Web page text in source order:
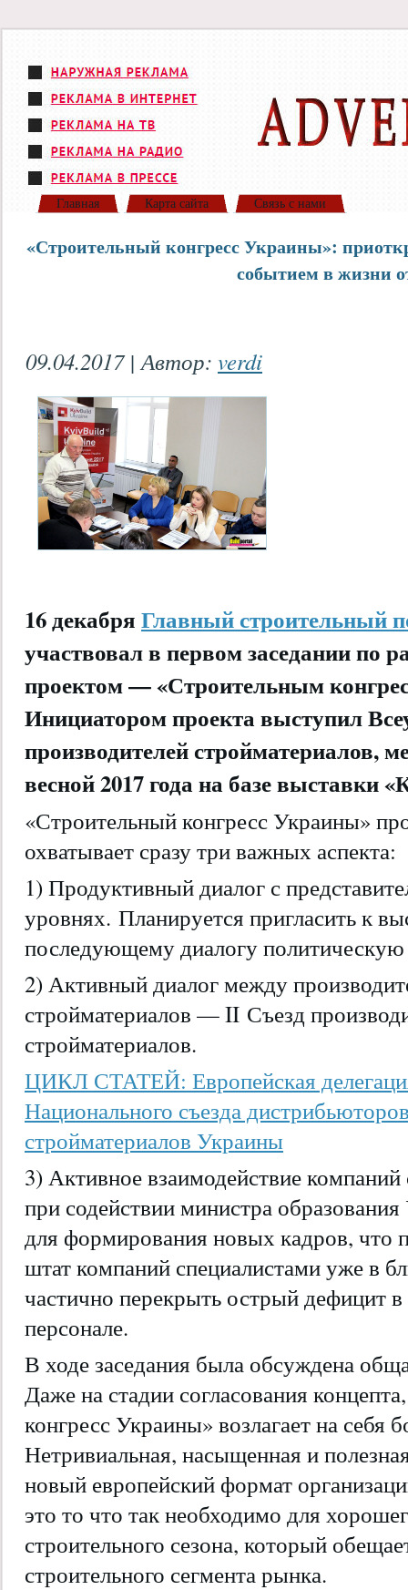
Главная Карта сайта Связь с нами
«Строительный конгресс Украины»:
событием в жизни
09.04.2017 | Автор: verdi
16 декабряГлавный строительный
участвовал в первом заседании по
проектом —«Строительным
Инициатором проекта выступил
производителей стройматериалов,
весной 2017 года на базе выставки
«Строительный конгресс Украины»
охватывает сразу три важных аспекта:
1) Продуктивный диалог с
уровнях. Планируется пригласить к
последующему диалогу
2) Активный диалог между
стройматериалов — II Съезд
стройматериалов.
ЦИКЛ СТАТЕЙ: Европейская
Национального съезда
стройматериалов Украины
3) Активное взаимодействие
при содействии министра
для формирования новых кадров, что
штат компаний специалистами уже в
частично перекрыть острый дефицит
персонале.
В ходе заседания была обсуждена
Даже на стадии согласования
конгресс Украины» возлагает на себя
Нетривиальная, насыщенная и
новый европейский формат
это то что так необходимо для
строительного сезона, который
строительного сегмента рынка.